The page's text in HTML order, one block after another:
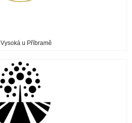
Vysoká u Příbramě